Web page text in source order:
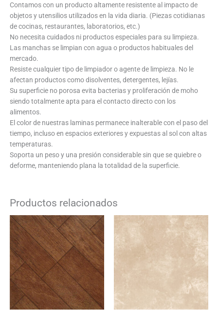
Contamos con un producto altamente resistente al impacto de
objetos y utensilios utilizados en la vida diaria. (Piezas cotidianas
de cocinas, restaurantes, laboratorios, etc.)
No necesita cuidados ni productos especiales para su limpieza.
Las manchas se limpian con agua o productos habituales del
mercado.
Resiste cualquier tipo de limpiador o agente de limpieza. No le
afectan productos como disolventes, detergentes, lejías.
Su superficie no porosa evita bacterias y proliferación de moho
siendo totalmente apta para el contacto directo con los
alimentos.
El color de nuestras laminas permanece inalterable con el paso del
tiempo, incluso en espacios exteriores y expuestas al sol con altas
temperaturas.
Soporta un peso y una presión considerable sin que se quiebre o
deforme, manteniendo plana la totalidad de la superficie.
Productos relacionados